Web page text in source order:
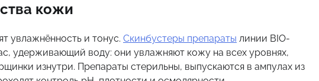
кожи
увлажнённость и тонус. Скинбустеры препараты линии BIO-
удерживающий воду: они увлажняют кожу на всех уровнях,
изнутри. Препараты стерильны, выпускаются в ампулах из